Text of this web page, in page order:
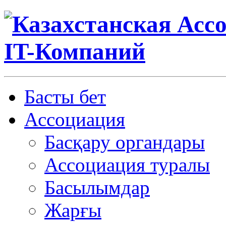
Басты бет
Ассоциация
Басқару органдары
Ассоциация туралы
Басылымдар
Жарғы